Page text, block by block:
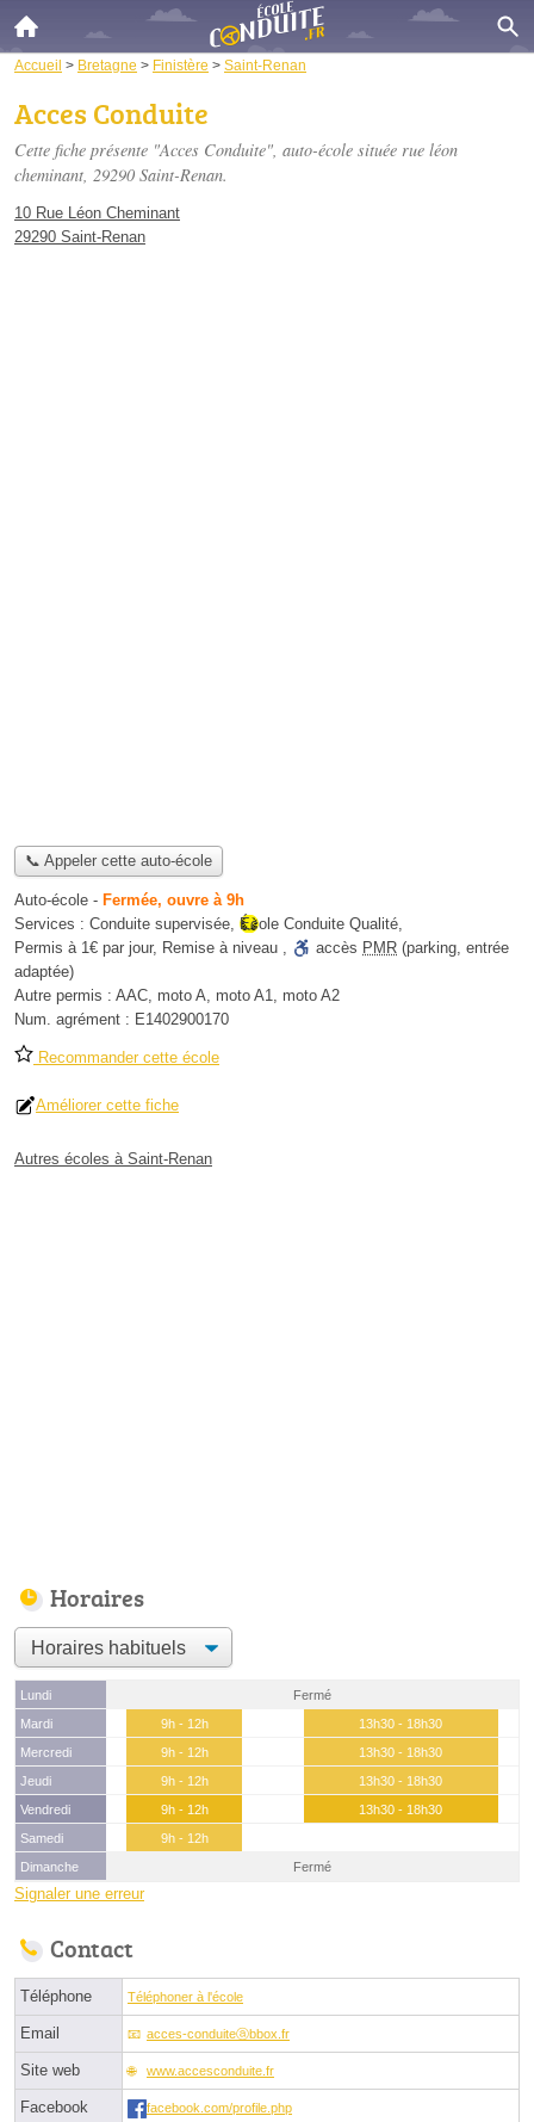
Accueil > Bretagne > Finistère > Saint-Renan
Acces Conduite
Cette fiche présente "Acces Conduite", auto-école située rue léon
cheminant, 29290 Saint-Renan.
10 Rue Léon Cheminant
29290 Saint-Renan
📞 Appeler cette auto-école
Auto-école - Fermée, ouvre à 9h
Services : Conduite supervisée, École Conduite Qualité,
Permis à 1€ par jour, Remise à niveau , accès PMR (parking, entrée
adaptée)
Autre permis : AAC, moto A, moto A1, moto A2
Num. agrément : E1402900170
Recommander cette école
Améliorer cette fiche
Autres écoles à Saint-Renan
Horaires
Lundi
Fermé
Mardi
9h - 12h
13h30 - 18h30
Mercredi
9h - 12h
13h30 - 18h30
Jeudi
9h - 12h
13h30 - 18h30
Vendredi
9h - 12h
13h30 - 18h30
Samedi
9h - 12h
Dimanche
Fermé
Signaler une erreur
Contact
Téléphone Téléphoner à l'école
Email acces-conduiteⓐbbox.fr
Site web www.accesconduite.fr
Facebook facebook.com/profile.php